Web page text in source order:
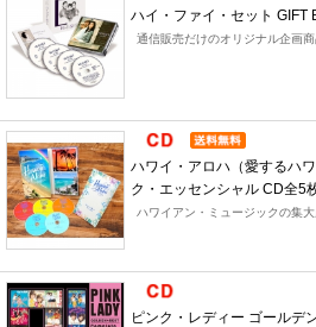
ハイ・ファイ・セット GIFT
通信販売だけのオリジナル企画商
ハワイ・アロハ（愛するハ
ク・エッセンシャル CD全5
ハワイアン・ミュージックの集
ピンク・レディー ゴールデ